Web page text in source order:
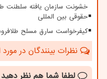
خشونت سازمان یافته سلطنت
حقوقی بین المللی
کیفرخواست سارق مسلح
نظرات بینندگان در
لطفا شما هم نظر دهید